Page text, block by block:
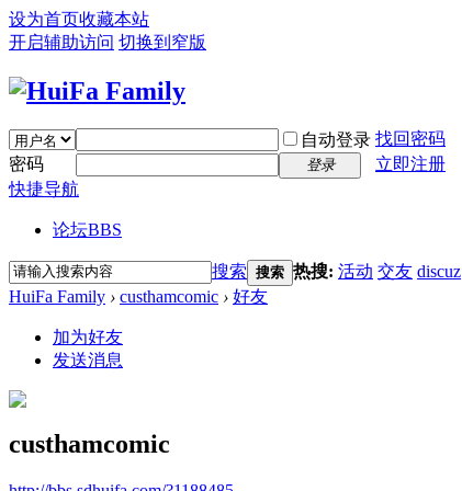
设为首页收藏本站
开启辅助访问 切换到窄版
自动登录 找回密码
密码
登录
立即注册
快捷导航
论坛BBS
搜索 搜索 热搜: 活动 交友 discuz
HuiFa Family › custhamcomic › 好友
加为好友
发送消息
custhamcomic